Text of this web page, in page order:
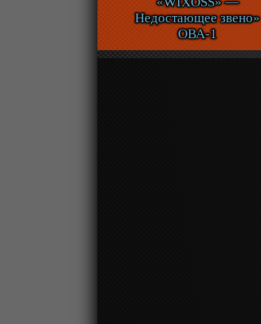
Недостающее звено»
ОВА-1